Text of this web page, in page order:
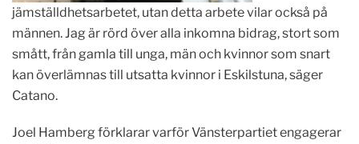
jämställdhetsarbetet, utan detta arbete vilar också på
männen. Jag är rörd över alla inkomna bidrag, stort som
smått, från gamla till unga, män och kvinnor som snart
kan överlämnas till utsatta kvinnor i Eskilstuna, säger
Catano.
Joel Hamberg förklarar varför Vänsterpartiet engagerar